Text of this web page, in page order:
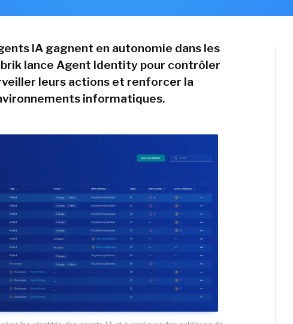
IA gagnent en autonomie dans les
lance Agent Identity pour contrôler
leurs actions et renforcer la
informatiques.